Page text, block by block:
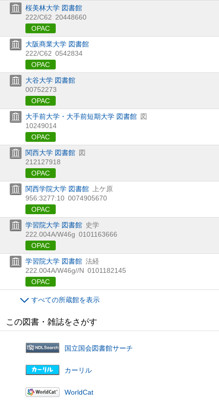
桜美林大学 図書館
222/C62 20448660
OPAC
大阪商業大学 図書館
222/C62 0542834
OPAC
大谷大学 図書館
00752273
OPAC
大手前大学・大手前短期大学 図書館 図
10249014
OPAC
関西大学 図書館 図
212127918
OPAC
関西学院大学 図書館
上ケ原
956:3277:10 0074905670
OPAC
学習院大学 図書館 史学
222.004A/W46g 0101163666
OPAC
学習院大学 図書館 法経
222.004A/W46g//N 0101182145
OPAC
すべての所蔵館を表示
この図書・雑誌をさがす
国立国会図書館サーチ
カーリル
WorldCat